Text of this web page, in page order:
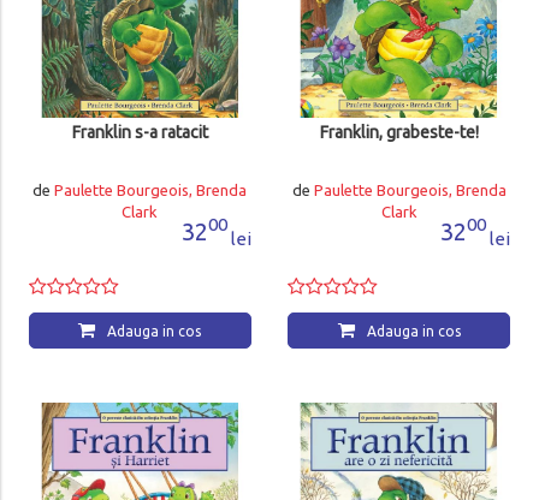
Franklin s-a ratacit
dePaulette Bourgeois, Brenda
Clark
3200
lei
Adauga in cos
Franklin, grabeste-te!
de Paulette Bourgeois, Brenda
Clark
3200
lei
Adauga in cos